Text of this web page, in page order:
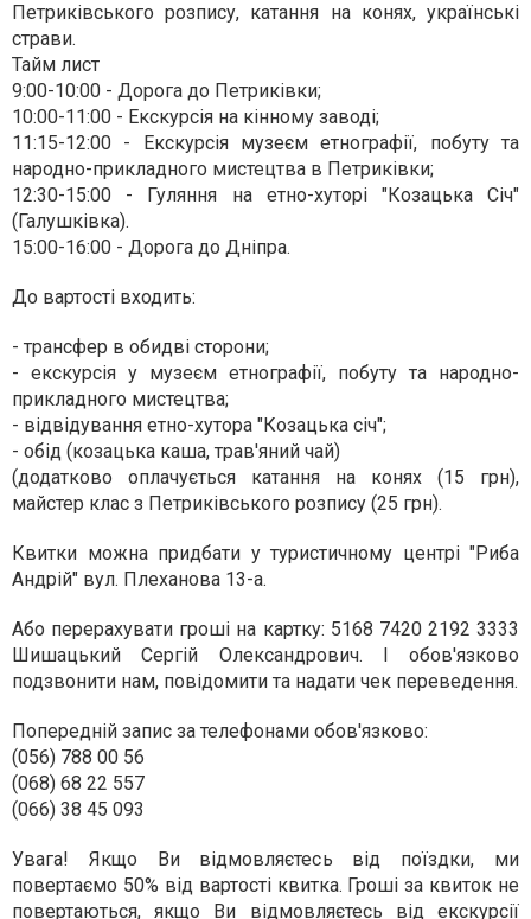
Петриківського розпису, катання на конях, українські
страви.
Тайм лист
9:00-10:00 - Дорога до Петриківки;
10:00-11:00 - Екскурсія на кінному заводі;
11:15-12:00 - Екскурсія музеєм етнографії, побуту та
народно-прикладного мистецтва в Петриківки;
12:30-15:00 - Гуляння на етно-хуторі "Козацька Січ"
(Галушківка).
15:00-16:00 - Дорога до Дніпра.
До вартості входить:
- трансфер в обидві сторони;
- екскурсія у музеєм етнографії, побуту та народно-
прикладного мистецтва;
- відвідування етно-хутора "Козацька січ";
- обід (козацька каша, трав'яний чай)
(додатково оплачується катання на конях (15 грн),
майстер клас з Петриківського розпису (25 грн).
Квитки можна придбати у туристичному центрі "Риба
Андрій" вул. Плеханова 13-а.
Або перерахувати гроші на картку: 5168 7420 2192 3333
Шишацький Сергій Олександрович. І обов'язково
подзвонити нам, повідомити та надати чек переведення.
Попередній запис за телефонами обов'язково:
(056) 788 00 56
(068) 68 22 557
(066) 38 45 093
Увага! Якщо Ви відмовляєтесь від поїздки, ми
повертаємо 50% від вартості квитка. Гроші за квиток не
повертаються, якщо Ви відмовляєтесь від екскурсії